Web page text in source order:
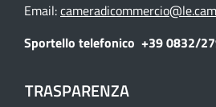
Email:
Sportello telefonico +39 0832/
TRASPARENZA